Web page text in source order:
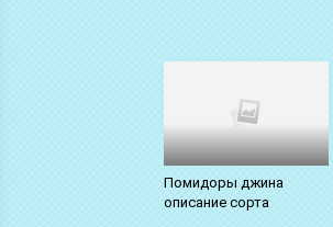
Помидоры джина
описание сорта